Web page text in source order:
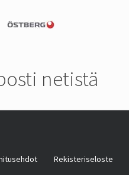
netistä
Rekisteriseloste